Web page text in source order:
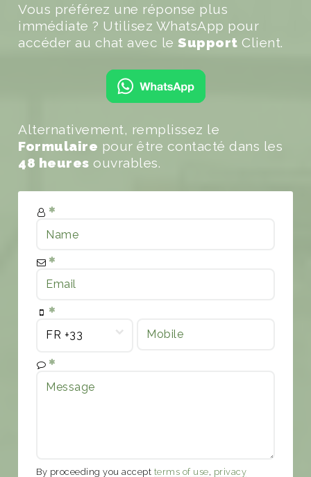
Vous préférez une réponse plus
immédiate ? Utilisez WhatsApp pour
accéder au chat avec leSupport Client.
Alternativement, remplissez le
Formulaire pour être contacté dans les
48 heures ouvrables.
By proceeding you accept terms of use, privacy